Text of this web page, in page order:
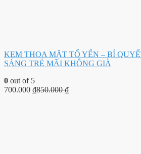
KEM THOA MẶT TỔ YẾN – BÍ
SÁNG TRẺ MÃI KHÔNG GIÀ
0 out of 5
700.000 ₫850.000₫